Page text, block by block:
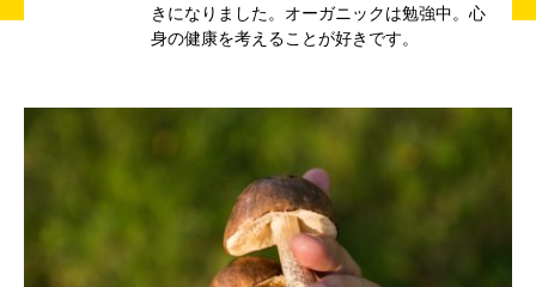
きになりました。オーガニックは勉強中。心
身の健康を考えることが好きです。